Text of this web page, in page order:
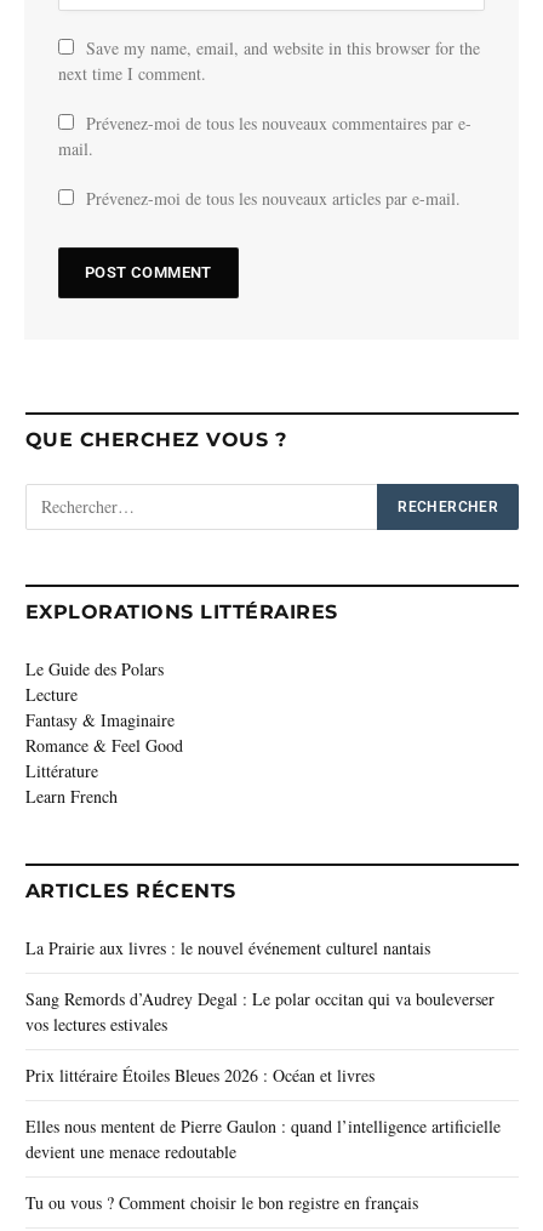
Save my name, email, and website in this browser for the
next time I comment.
Prévenez-moi de tous les nouveaux commentaires par e-
mail.
Prévenez-moi de tous les nouveaux articles par e-mail.
QUE CHERCHEZ VOUS ?
EXPLORATIONS LITTÉRAIRES
Le Guide des Polars
Lecture
Fantasy & Imaginaire
Romance & Feel Good
Littérature
Learn French
ARTICLES RÉCENTS
La Prairie aux livres : le nouvel événement culturel nantais
Sang Remords d’Audrey Degal : Le polar occitan qui va bouleverser
vos lectures estivales
Prix littéraire Étoiles Bleues 2026 : Océan et livres
Elles nous mentent de Pierre Gaulon : quand l’intelligence artificielle
devient une menace redoutable
Tu ou vous ? Comment choisir le bon registre en français